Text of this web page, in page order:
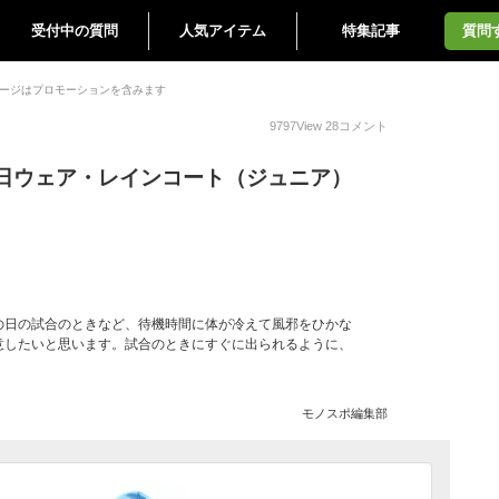
受付中の質問 人気アイテム 特集記事 質問
ジはプロモーションを含みます
9797View 28コメント
ウェア・レインコート（ジュニア）
の試合のときなど、待機時間に体が冷えて風邪をひかな
たいと思います。試合のときにすぐに出られるように、
モノスポ編集部